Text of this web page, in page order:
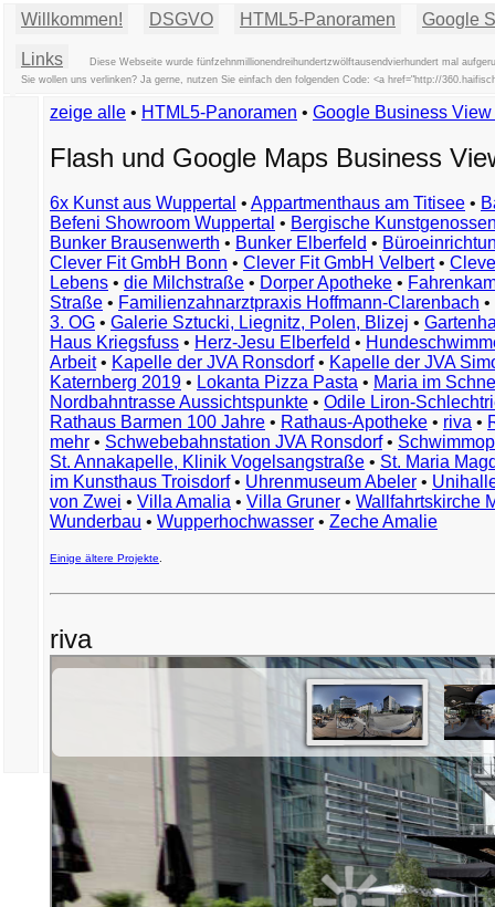
Willkommen! DSGVO HTML5-Panoramen Google
Links
Diese Webseite wurde fünfzehnmillionendreihundertzwölftausendvierhundert mal
Sie wollen uns verlinken? Ja gerne, nutzen Sie einfach den folgenden Code: <a href="http://
zeige alle • HTML5-Panoramen • Google Business
Flash und Google Maps Business
6x Kunst aus Wuppertal • Appartmenthaus am Titisee •
Befeni Showroom Wuppertal • Bergische
Bunker Brausenwerth • Bunker Elberfeld •
Clever Fit GmbH Bonn • Clever Fit GmbH Velbert•
Lebens • die Milchstraße • Dorper Apotheke •
Straße • Familienzahnarztpraxis Hoffmann-Clarenbach •
3. OG • Galerie Sztucki, Liegnitz, Polen, Blizej •
Haus Kriegsfuss • Herz-Jesu Elberfeld •
Arbeit• Kapelle der JVA Ronsdorf• Kapelle der JVA
Katernberg 2019 • Lokanta Pizza Pasta • Maria im
Nordbahntrasse Aussichtspunkte • Odile Liron-
Rathaus Barmen 100 Jahre • Rathaus-Apotheke • riva •
mehr • Schwebebahnstation JVA Ronsdorf•
St. Annakapelle, Klinik Vogelsangstraße • St. Maria
im Kunsthaus Troisdorf• Uhrenmuseum Abeler •
von Zwei • Villa Amalia • Villa Gruner • Wallfahrtskirche
Wunderbau • Wupperhochwasser • Zeche Amalie
Einige ältere Projekte
riva